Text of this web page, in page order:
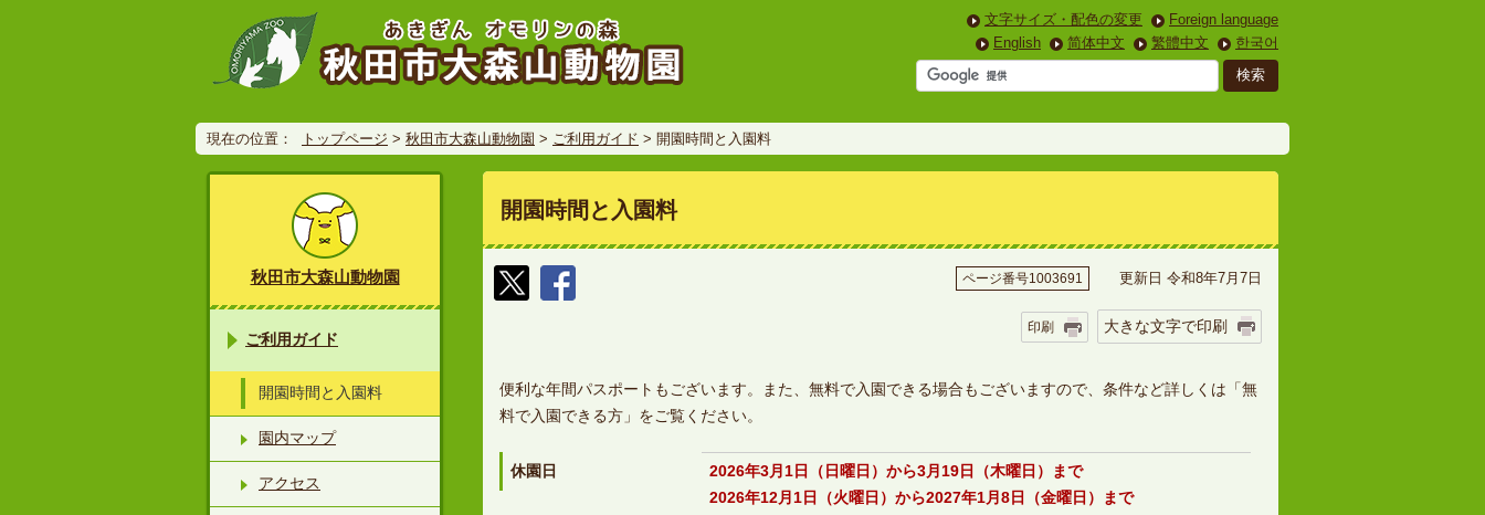
文字サイズ・配色の変更
Foreign language
English
简体中文 繁體中文 한국어
現在の位置： トップページ > 秋田市大森山動物園 > ご利用ガイド > 開園時間と入園料
開園時間と入園料
ページ番号1003691 更新日 令和8年7月7日
印刷 大きな文字で印刷
便利な年間パスポートもございます。また、無料で入園できる場合もございますので、条件など詳しくは「無
料で入園できる方」をご覧ください。
休園日
2026年3月1日（日曜日）から3月19日（木曜日）まで
2026年12月1日（火曜日）から2027年1月8日（金曜日）まで
秋田市大森山動物園
ご利用ガイド
開園時間と入園料
園内マップ
アクセス